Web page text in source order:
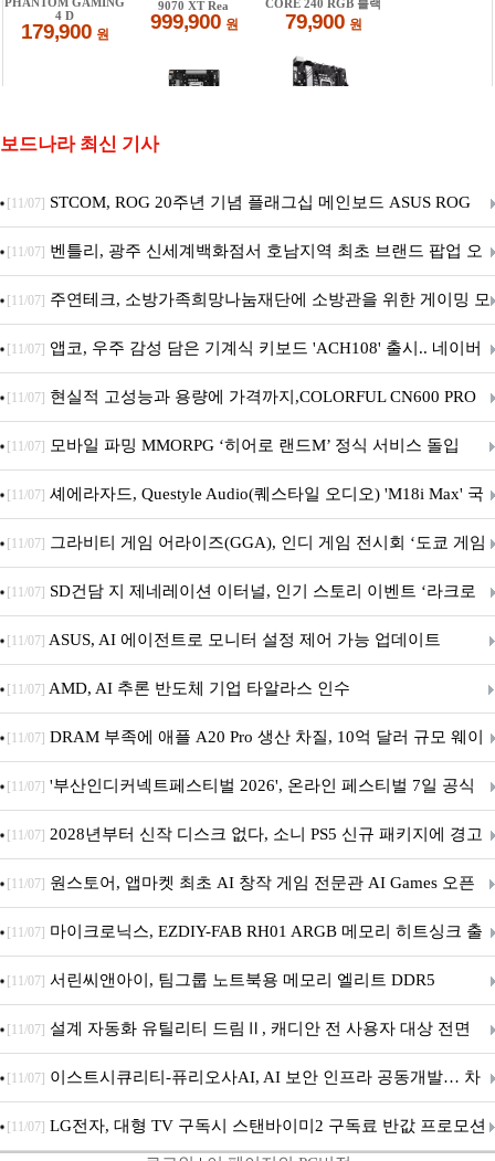
보드나라 최신 기사
[11/07] STCOM, ROG 20주년 기념 플래그십 메인보드 ASUS ROG
Crosshair X870E EDITION 20 국내 출시 예정
[11/07] 벤틀리, 광주 신세계백화점서 호남지역 최초 브랜드 팝업 오
픈
[11/07] 주연테크, 소방가족희망나눔재단에 소방관을 위한 게이밍 모
니터·스마트 펫 침대 기부
[11/07] 앱코, 우주 감성 담은 기계식 키보드 'ACH108' 출시.. 네이버
브랜드데이 기획전 진행
[11/07] 현실적 고성능과 용량에 가격까지,COLORFUL CN600 PRO
M.2 NVMe 디앤디컴 1TB
[11/07] 모바일 파밍 MMORPG ‘히어로 랜드M’ 정식 서비스 돌입
[11/07] 셰에라자드, Questyle Audio(퀘스타일 오디오) 'M18i Max' 국
내 정식 출시
[11/07] 그라비티 게임 어라이즈(GGA), 인디 게임 전시회 ‘도쿄 게임
던전 13’ 참가!
[11/07] SD건담 지 제네레이션 이터널, 인기 스토리 이벤트 ‘라크로
아의 용사’ 재개최 및 풍성한 기념 이벤트 실시!
[11/07] ASUS, AI 에이전트로 모니터 설정 제어 가능 업데이트
[11/07] AMD, AI 추론 반도체 기업 타알라스 인수
[11/07] DRAM 부족에 애플 A20 Pro 생산 차질, 10억 달러 규모 웨이
퍼 대기
[11/07] '부산인디커넥트페스티벌 2026', 온라인 페스티벌 7일 공식
개막... 22일간 진행
[11/07] 2028년부터 신작 디스크 없다, 소니 PS5 신규 패키지에 경고
문 추가
[11/07] 원스토어, 앱마켓 최초 AI 창작 게임 전문관 AI Games 오픈
[11/07] 마이크로닉스, EZDIY-FAB RH01 ARGB 메모리 히트싱크 출
시
[11/07] 서린씨앤아이, 팀그룹 노트북용 메모리 엘리트 DDR5
5600MHz 16GB 출시
[11/07] 설계 자동화 유틸리티 드림Ⅱ, 캐디안 전 사용자 대상 전면
무상 배포
[11/07] 이스트시큐리티-퓨리오사AI, AI 보안 인프라 공동개발… 차
세대 AI 보안 플랫폼 구축
[11/07] LG전자, 대형 TV 구독시 스탠바이미2 구독료 반값 프로모션